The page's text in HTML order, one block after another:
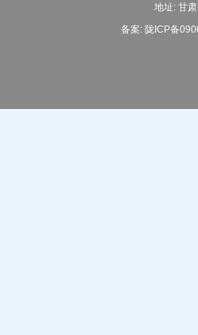
地址: 甘
备案: 陇ICP备